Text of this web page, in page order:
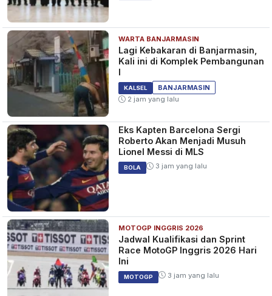
WARTA BANJARMASIN
Lagi Kebakaran di Banjarmasin,
Kali ini di Komplek Pembangunan
I
KALSEL
BANJARMASIN
2 jam yang lalu
Eks Kapten Barcelona Sergi
Roberto Akan Menjadi Musuh
Lionel Messi di MLS
BOLA 3 jam yang lalu
MOTOGP INGGRIS 2026
Jadwal Kualifikasi dan Sprint
Race MotoGP Inggris 2026 Hari
Ini
MOTOGP 3 jam yang lalu